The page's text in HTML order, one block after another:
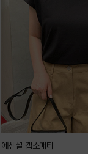
에센셜 캡소매티